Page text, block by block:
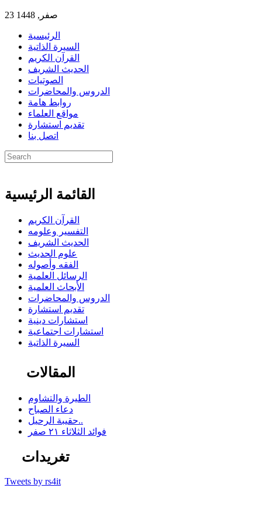
23 صفر, 1448
الرئيسية
السيرة الذاتية
القرآن الكريم
الحديث الشريف
الصوتيات
الدروس والمحاضرات
روابط هامة
مواقع العلماء
تقديم استشارة
اتصل بنا
القائمة الرئيسية
القرآن الكريم
التفسير وعلومه
الحديث الشريف
علوم الحديث
الفقه وأصوله
الرسائل العلمية
الأبحاث العلمية
الدروس والمحاضرات
تقديم استشارة
استشارات دينية
استشارات اجتماعية
السيرة الذاتية
المقالات
الطيرة والتشاوم
دعاء الصباح
حقيبة الرحيل..
فوائد الثلاثاء ٢١ صفر
تغريدات
Tweets by rs4it